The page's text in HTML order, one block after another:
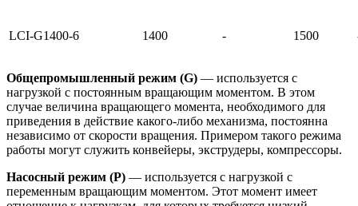
LCI-G1400-6 1400 - 1500
Общепромышленный режим (G) — используется с
нагрузкой с постоянным вращающим моментом. В этом
случае величина вращающего момента, необходимого для
приведения в действие какого-либо механизма, постоянна
независимо от скорости вращения. Примером такого режима
работы могут служить конвейеры, экструдеры, компрессоры.
Насосный режим (P) — используется с нагрузкой с
переменным вращающим моментом. Этот момент имеет